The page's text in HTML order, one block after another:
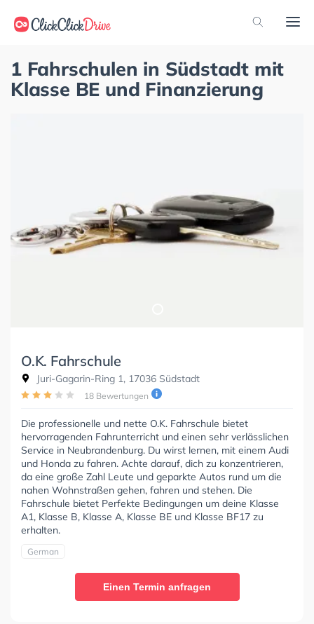
1 Fahrschulen in Südstadt mit
Klasse BE und Finanzierung
O.K. Fahrschule
Juri-Gagarin-Ring 1, 17036 Südstadt
18 Bewertungen
Die professionelle und nette O.K. Fahrschule bietet
hervorragenden Fahrunterricht und einen sehr verlässlichen
Service in Neubrandenburg. Du wirst lernen, mit einem Audi
und Honda zu fahren. Achte darauf, dich zu konzentrieren,
da eine große Zahl Leute und geparkte Autos rund um die
nahen Wohnstraßen gehen, fahren und stehen. Die
Fahrschule bietet Perfekte Bedingungen um deine Klasse
A1, Klasse B, Klasse A, Klasse BE und Klasse BF17 zu
erhalten.
German
Einen Termin anfragen